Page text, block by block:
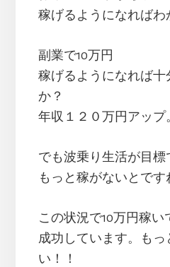
稼げるようになればわ
副業で10万円
稼げるようになれば十
か？
年収１２０万円アップ
でも波乗り生活が目標
もっと稼がないとです
この状況で10万円稼い
成功しています。もっ
い！！